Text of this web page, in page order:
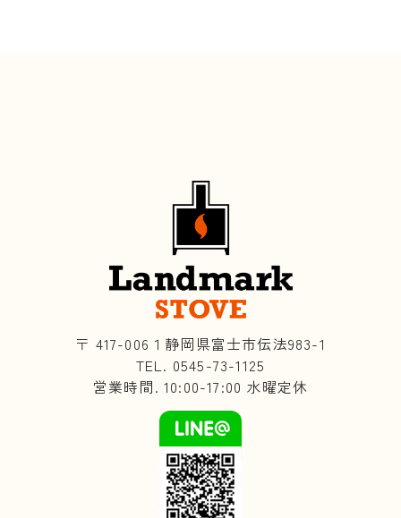
〒 417-006１静岡県富士市伝法983-1
TEL. 0545-73-1125
営業時間. 10:00-17:00 水曜定休